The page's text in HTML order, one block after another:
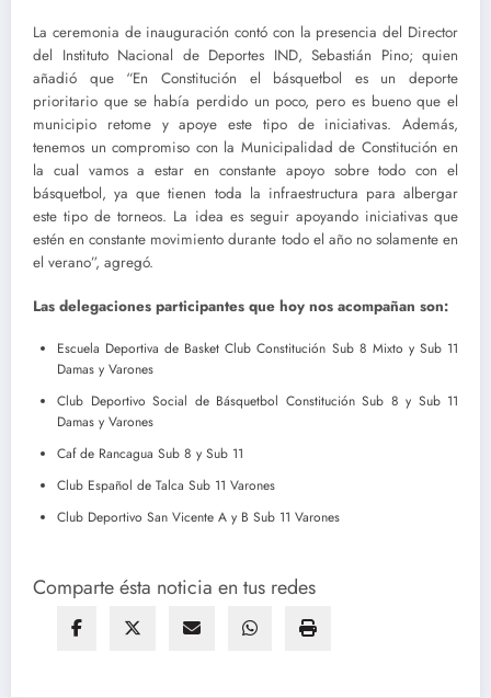
La ceremonia de inauguración contó con la presencia del Director
del Instituto Nacional de Deportes IND, Sebastián Pino; quien
añadió que “En Constitución el básquetbol es un deporte
prioritario que se había perdido un poco, pero es bueno que el
municipio retome y apoye este tipo de iniciativas. Además,
tenemos un compromiso con la Municipalidad de Constitución en
la cual vamos a estar en constante apoyo sobre todo con el
básquetbol, ya que tienen toda la infraestructura para albergar
este tipo de torneos. La idea es seguir apoyando iniciativas que
estén en constante movimiento durante todo el año no solamente en
el verano”, agregó.
Las delegaciones participantes que hoy nos acompañan son:
Escuela Deportiva de Basket Club Constitución Sub 8 Mixto y Sub 11
Damas y Varones
Club Deportivo Social de Básquetbol Constitución Sub 8 y Sub 11
Damas y Varones
Caf de Rancagua Sub 8 y Sub 11
Club Español de Talca Sub 11 Varones
Club Deportivo San Vicente A y B Sub 11 Varones
Comparte ésta noticia en tus redes